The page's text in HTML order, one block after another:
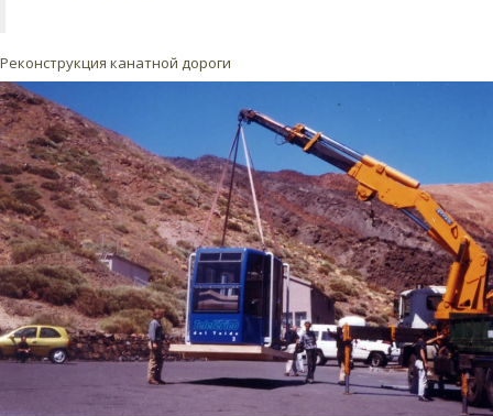
Реконструкция канатной дороги